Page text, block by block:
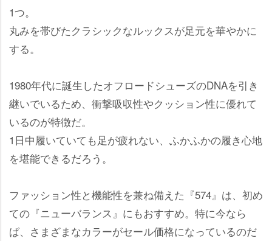
1つ。
丸みを帯びたクラシックなルックスが足元を華やかに
する。
1980年代に誕生したオフロードシューズのDNAを引き
継いでいるため、衝撃吸収性やクッション性に優れて
いるのが特徴だ。
1日中履いていても足が疲れない、ふかふかの履き心地
を堪能できるだろう。
ファッション性と機能性を兼ね備えた『574』は、初め
ての『ニューバランス』にもおすすめ。特に今なら
ば、さまざまなカラーがセール価格になっているのだ